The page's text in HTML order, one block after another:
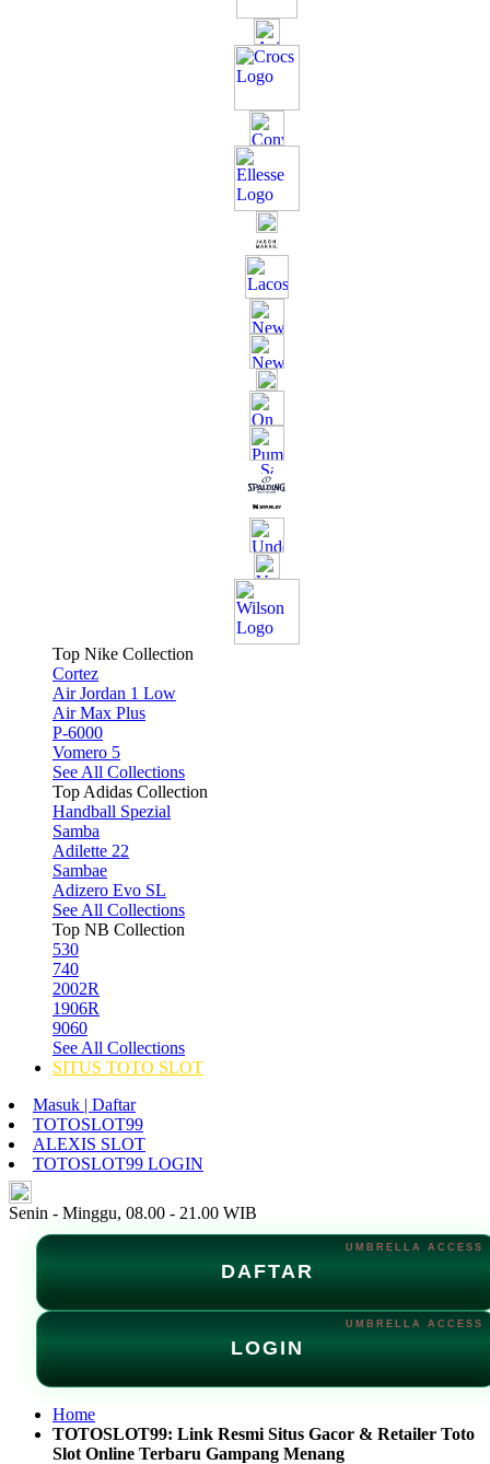
Top Nike Collection
Cortez
Air Jordan 1 Low
Air Max Plus
P-6000
Vomero 5
See All Collections
Top Adidas Collection
Handball Spezial
Samba
Adilette 22
Sambae
Adizero Evo SL
See All Collections
Top NB Collection
530
740
2002R
1906R
9060
See All Collections
SITUS TOTO SLOT
Masuk | Daftar
TOTOSLOT99
ALEXIS SLOT
TOTOSLOT99 LOGIN
Senin - Minggu, 08.00 - 21.00 WIB
DAFTAR
LOGIN
Home
TOTOSLOT99: Link Resmi Situs Gacor & Retailer Toto
Slot Online Terbaru Gampang Menang